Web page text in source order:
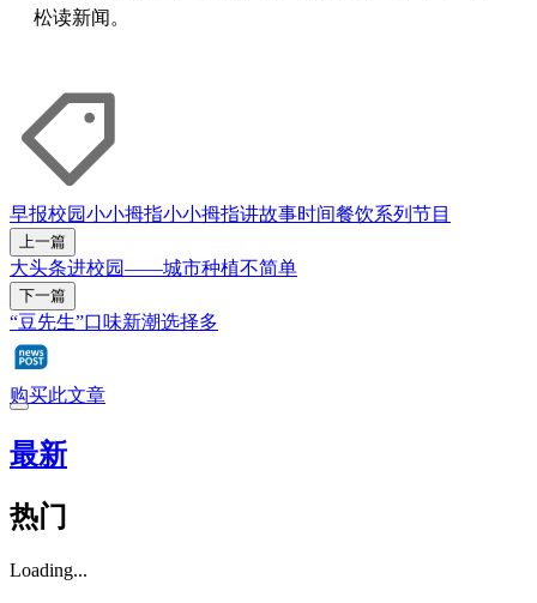
松读新闻。
早报校园小小拇指小小拇指讲故事时间餐饮系列节目
上一篇
大头条进校园——城市种植不简单
下一篇
“豆先生”口味新潮选择多
购买此文章
最新
热门
Loading...